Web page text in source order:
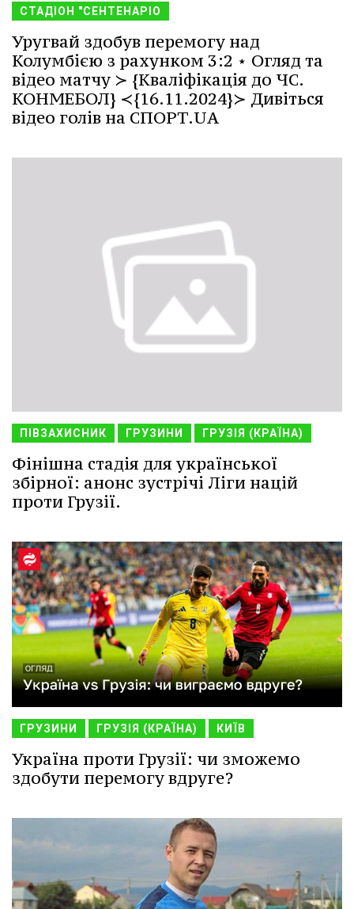
СТАДІОН "СЕНТЕНАРІО
Уругвай здобув перемогу над
Колумбією з рахунком 3:2 ⋆ Огляд та
відео матчу ≻ {Кваліфікація до ЧС.
КОНМЕБОЛ} ≺{16.11.2024}≻ Дивіться
відео голів на СПОРТ.UA
ПІВЗАХИСНИК ГРУЗИНИ ГРУЗІЯ (КРАЇНА)
Фінішна стадія для української
збірної: анонс зустрічі Ліги націй
проти Грузії.
ГРУЗИНИ ГРУЗІЯ (КРАЇНА) КИЇВ
Україна проти Грузії: чи зможемо
здобути перемогу вдруге?